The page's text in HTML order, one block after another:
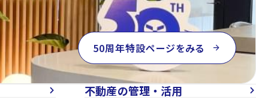
50周年特設ページをみる arrow_forward
arrow_forward_ios 不動産の管理・活用 arrow_forward_ios